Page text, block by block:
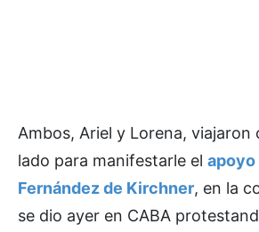
Ambos, Ariel y Lorena, viajaron
lado para manifestarle el apoyo
Fernández de Kirchner, en la
se dio ayer en CABA